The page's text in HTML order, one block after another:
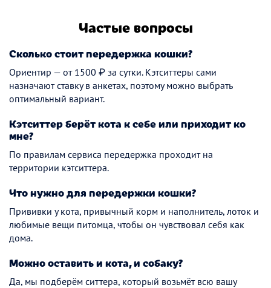
Частые вопросы
Сколько стоит передержка кошки?
Ориентир — от 1500 ₽ за сутки. Кэтситтеры сами
назначают ставку в анкетах, поэтому можно выбрать
оптимальный вариант.
Кэтситтер берёт кота к себе или приходит ко
мне?
По правилам сервиса передержка проходит на
территории кэтситтера.
Что нужно для передержки кошки?
Прививки у кота, привычный корм и наполнитель, лоток и
любимые вещи питомца, чтобы он чувствовал себя как
дома.
Можно оставить и кота, и собаку?
Да, мы подберём ситтера, который возьмёт всю вашу